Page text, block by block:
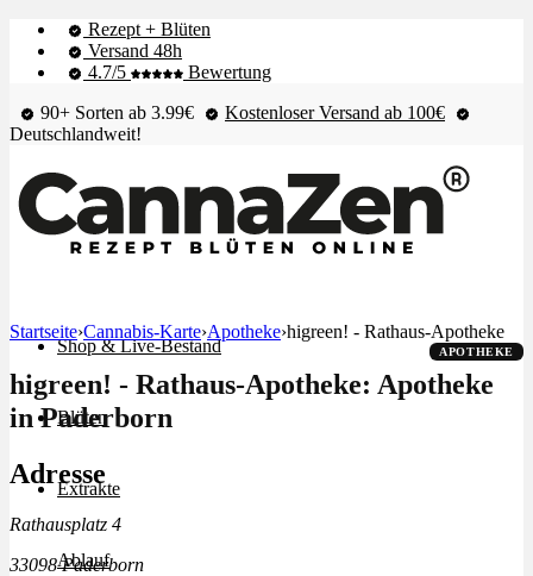
Rezept + Blüten
Versand 48h
4.7/5
Bewertung
90+ Sorten ab 3.99€
Kostenloser Versand ab 100€
Deutschlandweit!
Shop & Live-Bestand
Blüten
Extrakte
Ablauf
Startseite›Cannabis-Karte›Apotheke›higreen! - Rathaus-Apotheke
APOTHEKE
higreen! - Rathaus-Apotheke: Apotheke
in Paderborn
Adresse
Rathausplatz 4
33098 Paderborn